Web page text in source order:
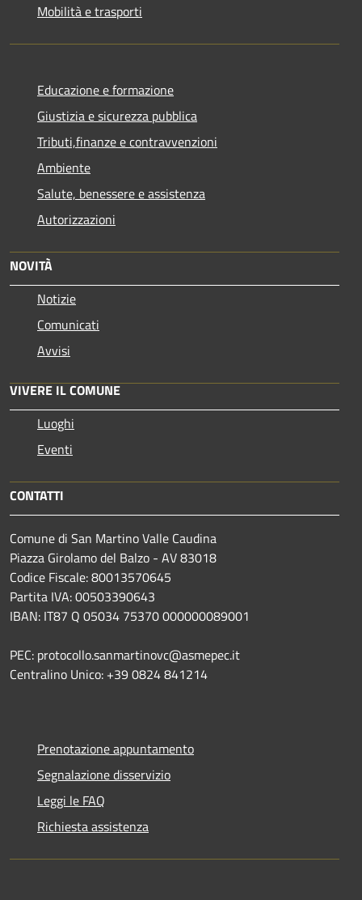
Mobilità e trasporti
Educazione e formazione
Giustizia e sicurezza pubblica
Tributi,finanze e contravvenzioni
Ambiente
Salute, benessere e assistenza
Autorizzazioni
NOVITÀ
Notizie
Comunicati
Avvisi
VIVERE IL COMUNE
Luoghi
Eventi
CONTATTI
Comune di San Martino Valle Caudina
Piazza Girolamo del Balzo - AV 83018
Codice Fiscale: 80013570645
Partita IVA: 00503390643
IBAN: IT87 Q 05034 75370 000000089001
PEC: protocollo.sanmartinovc@asmepec.it
Centralino Unico: +39 0824 841214
Prenotazione appuntamento
Segnalazione disservizio
Leggi le FAQ
Richiesta assistenza